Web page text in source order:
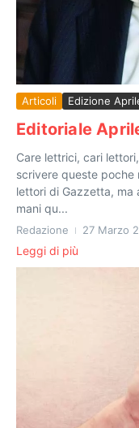
Articoli Edizione
Editoriale
Care lettrici, cari
scrivere queste
lettori di Gazzetta, ma
mani qu...
Redazione 27 Marzo
Leggi di più